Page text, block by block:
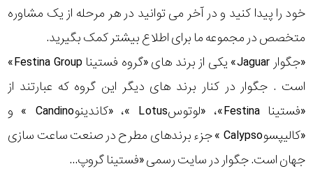
خود را پیدا کنید و در آخر می توانید در هر مرحله از یک مشاوره
متخصص در مجموعه ما برای اطلاع بیشتر کمک بگیرید.
«جگوار Jaguar» یکی از برند های «گروه فستینا Festina Group»
است . جگوار در کنار برند های دیگر این گروه که عبارتند از
«فستینا Festina»، «لوتوسLotus »، «کاندینوCandino » و
«کالیپسوCalypso » جزء برندهای مطرح در صنعت ساعت سازی
جهان است. جگوار در سایت رسمی «فستینا گروپ...
نمایش
طرح
بند
طرح
صفحه